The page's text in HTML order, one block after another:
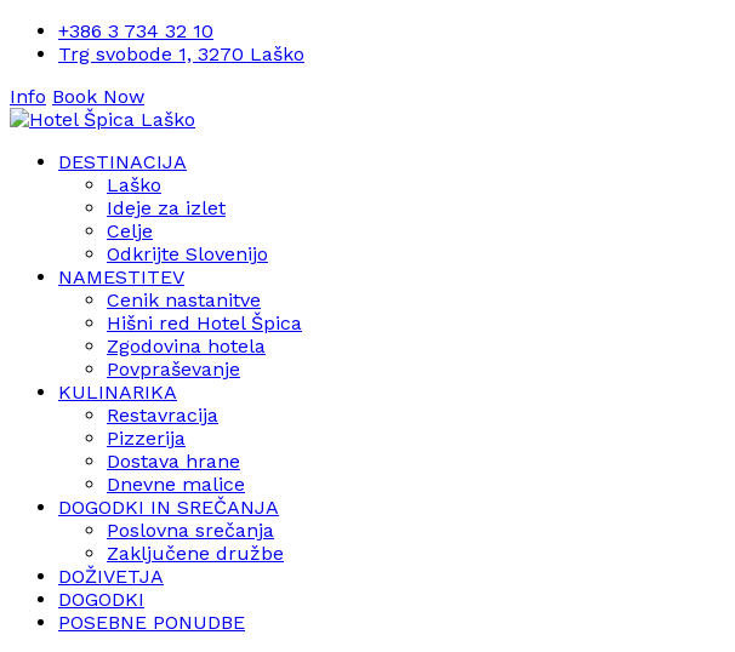
+386 3 734 32 10
Trg svobode 1, 3270 Laško
Info Book Now
DESTINACIJA
Laško
Ideje za izlet
Celje
Odkrijte Slovenijo
NAMESTITEV
Cenik nastanitve
Hišni red Hotel Špica
Zgodovina hotela
Povpraševanje
KULINARIKA
Restavracija
Pizzerija
Dostava hrane
Dnevne malice
DOGODKI IN SREČANJA
Poslovna srečanja
Zaključene družbe
DOŽIVETJA
DOGODKI
POSEBNE PONUDBE